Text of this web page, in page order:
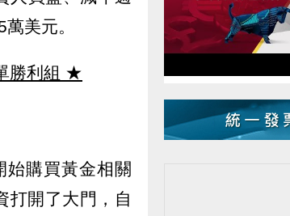
美元。
勝利組 ★
購買黃金相關
打開了大門，自